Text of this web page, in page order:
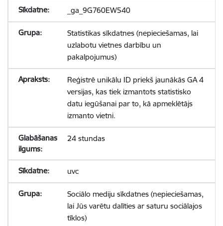
_ga_9G760EW540
Statistikas sīkdatnes (nepieciešamas, lai
uzlabotu vietnes darbību un
pakalpojumus)
Reģistrē unikālu ID priekš jaunākās GA 4
versijas, kas tiek izmantots statistisko
datu iegūšanai par to, kā apmeklētājs
izmanto vietni.
24 stundas
uvc
Sociālo mediju sīkdatnes (nepieciešamas,
lai Jūs varētu dalīties ar saturu sociālajos
tīklos)